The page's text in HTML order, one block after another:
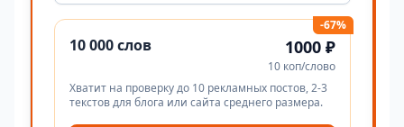
-67%
10 000 слов 1000 ₽
10 коп/слово
Хватит на проверку до 10 рекламных постов, 2-3
текстов для блога или сайта среднего размера.